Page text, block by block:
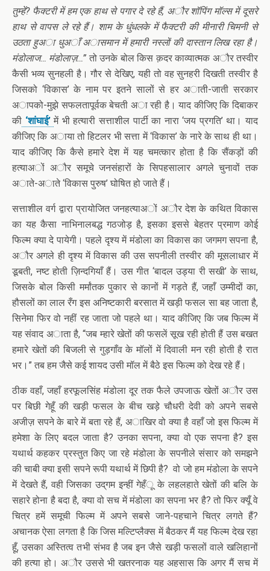
तुम्हें? फैक्टरी में हम एक हाथ से पगार दे रहे हैं, अौर शॉपिंग मॉल्स में दूसरे
हाथ से वापस ले रहे हैं। शाम के धुंधलके में फैक्टरी की मीनारी चिमनी से
उठता हुअा धुअाँ अासमान में हमारी नस्लों की दास्तान लिख रहा है।
मंडोलाज… मंडोलाज़…” तो उनके बोल किस क़दर काव्यात्मक अौर तस्वीर
कैसी भव्य सुनहली है। गौर से देखिए, यही तो वह सुनहरी दिखती तस्वीर है
जिसको ‘विकास’ के नाम पर इतने सालों से हर अाती-जाती सरकार
अापको-मुझे सफलतापूर्वक बेचती अा रही है। याद कीजिए कि दिबाकर
की ‘शांघाई’ में भी हत्यारी सत्ताशील पार्टी का नारा ‘जय प्रगति’ था। याद
कीजिए कि अाया तो हिटलर भी सत्ता में ‘विकास’ के नारे के साथ ही था।
याद कीजिए कि कैसे हमारे देश में यह चमत्कार होता है कि सैंकड़ों की
हत्याअों अौर समूचे जनसंहारों के सिपहसालार अगले चुनावों तक
अाते-अाते ‘विकास पुरुष’ घोषित हो जाते हैं।
सत्ताशील वर्ग द्वारा प्रायोजित जनहत्याअों अौर देश के कथित विकास
का यह कैसा नाभिनालबद्ध गठजोड़ है, इसका इससे बेहतर प्रमाण कोई
फिल्म क्या दे पायेगी। पहले दृश्य में मंडोला का विकास का जगमग सपना है,
अौर अगले ही दृश्य में विकास की उस सपनीली तस्वीर की मूसलाधार में
डूबती, नष्ट होती ज़िन्दगियाँ हैं। उस गीत ‘बादल उड्या री सखी’ के साथ,
जिसके बोल किसी मर्मांतक पुकार से कानों में गड़ते हैं, जहाँ उम्मीदों का,
हौसलों का लाल रँग इस अनिष्टकारी बरसात में खड़ी फसल सा बह जाता है,
सिनेमा फिर वो नहीं रह जाता जो पहले था। याद कीजिए कि जब फिल्म में
यह संवाद अाता है, “जब म्हारे खेतों की फसलें सूख रही होती हैं उस बखत
हमारे खेतों की बिजली से गुड़गाँव के मॉलों में दिवाली मन रही होती है रात
भर।” तब हम जैसे कई शायद उसी मॉल में बैठे इस फिल्म को देख रहे हैं।
ठीक वहाँ, जहाँ हरफूलसिंह मंडोला दूर तक फैले उपजाऊ खेतों अौर उस
पर बिछी गेहूँ की खड़ी फसल के बीच खड़े चौधरी देवी को अपने सबसे
अजीज़ सपने के बारे में बता रहे हैं, अाखिर वो क्या है वहाँ जो इस फिल्म में
हमेशा के लिए बदल जाता है? उनका सपना, क्या वो एक सपना है? इस
यथार्थ कहकर प्रस्तुत किए जा रहे मंडोला के सपनीले संसार को समझने
की चाबी क्या इसी सपने रूपी यथार्थ में छिपी है? वो जो हम मंडोला के सपने
में देखते हैं, वही जिसका उद्‌गम इन्हीं गेहँू के लहलहाते खेतों की बलि के
सहारे होना है बदा है, क्या वो सच में मंडोला का सपना भर है? तो फिर क्यूँ वे
चित्र हमें समूची फिल्म में अपने सबसे जाने-पहचाने चित्र लगते हैं?
अचानक ऐसा लगता है कि जिस मल्टिप्लैक्स में बैठकर मैं यह फिल्म देख रहा
हूँ, उसका अस्तित्व तभी संभव है जब इन जैसे खड़ी फसलों वाले खलिहानों
की हत्या हो। अौर उससे भी खतरनाक यह अहसास कि अगर मैं सच में